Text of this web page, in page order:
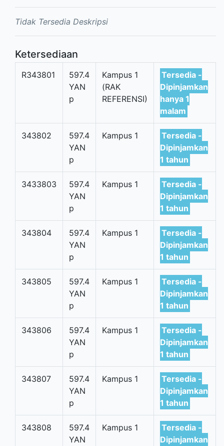
Tidak Tersedia Deskripsi
Ketersediaan
R343801
597.4
YAN
p
Kampus 1
(RAK
REFERENSI)
Tersedia -
Dipinjamkan
hanya 1
malam
343802
597.4
YAN
p
Kampus 1
Tersedia -
Dipinjamkan
1 tahun
3433803
597.4
YAN
p
Kampus 1
Tersedia -
Dipinjamkan
1 tahun
343804
597.4
YAN
p
Kampus 1
Tersedia -
Dipinjamkan
1 tahun
343805
597.4
YAN
p
Kampus 1
Tersedia -
Dipinjamkan
1 tahun
343806
597.4
YAN
p
Kampus 1
Tersedia -
Dipinjamkan
1 tahun
343807
597.4
YAN
p
Kampus 1
Tersedia -
Dipinjamkan
1 tahun
343808
597.4
YAN
Kampus 1
Tersedia -
Dipinjamkan